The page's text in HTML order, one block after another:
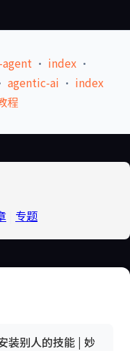
· index·
agentic-ai · index
程
专题
装别人的技能 | 妙